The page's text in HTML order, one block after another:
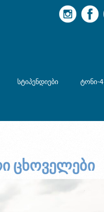
სტიპენდიები ტონი-4
ცხოველები